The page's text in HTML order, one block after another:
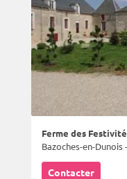
Ferme des
Bazoches-en-Dunois
Contacter